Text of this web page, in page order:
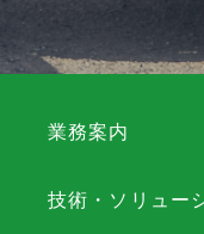
業務案内
技術・ソリュー